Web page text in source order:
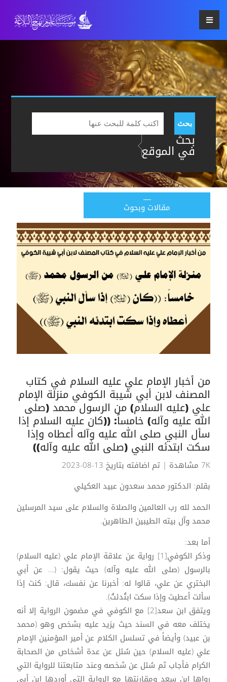
بحث
بحث
في الموقع
مقالات وبحوث
من أخبار الإمام علي عليه السلام في كتاب
المصنف لابن أبي شيبة الكوفي منزلة الإمام
علي (عليه السلام) من الرسول محمد (صلى
الله عليه وآله) خامساً: ((كان عليه السلام إذا
سأل النبي صلى الله عليه وآله أعطاه وإذا
سكت ابتدئه النبي (صلى الله عليه وآله))
7K مشاهدة
| تم اضافته بتاريخ 13-08-2023
بقلم: الدكتور محمد سعدون عبيد العكيلي
الحمد لله رب العالمين والصلاة والسلام على سيد المرسلين
محمد وآل بيته الطيبين الطاهرين.
أما بعد:
وذكر الكوفي[1] رواية عن علاقة الإمام علي (عليه السلام)
بالرسول (صلى الله عليه وآله) حيث يقول: (... عن أبي
البختري عن علي، قالوا له: أخبرنا عن نفسك، قال: كنت إذا
سألت أعطيت وإذا سكت ابتُدئتُ).
ويتفق ابن سعد[2] مع الكوفي في مضمون الرواية إلا أنه
يختلف معه في السند حيث يزيد عليه بشخص وهو (محمد
بن عبيد) وأيضاً في تسلسل الكلام عن أمير المؤمنين الإمام
علي (عليه السلام) حين سُئل عن عدة أشخاص من الصحابة
الكرام فأجاب ثم سُئل عن شخصه وعند متابعتنا للرواية التي
رواها ابن سعد ومقارنتها مع الرواية التي أوردها ابن أبي